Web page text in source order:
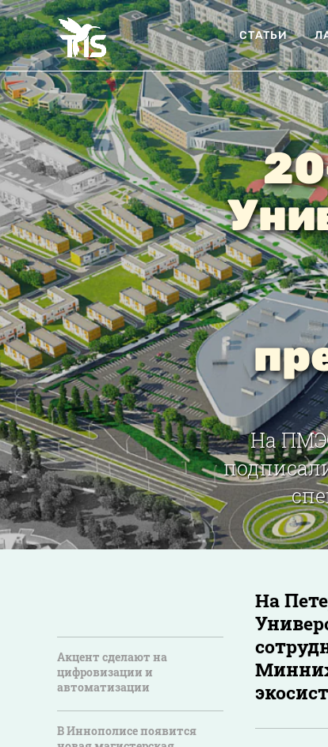
СТАТЬИ
На
Акцент сделают на
цифровизации и
автоматизации
В Иннополисе появится
На